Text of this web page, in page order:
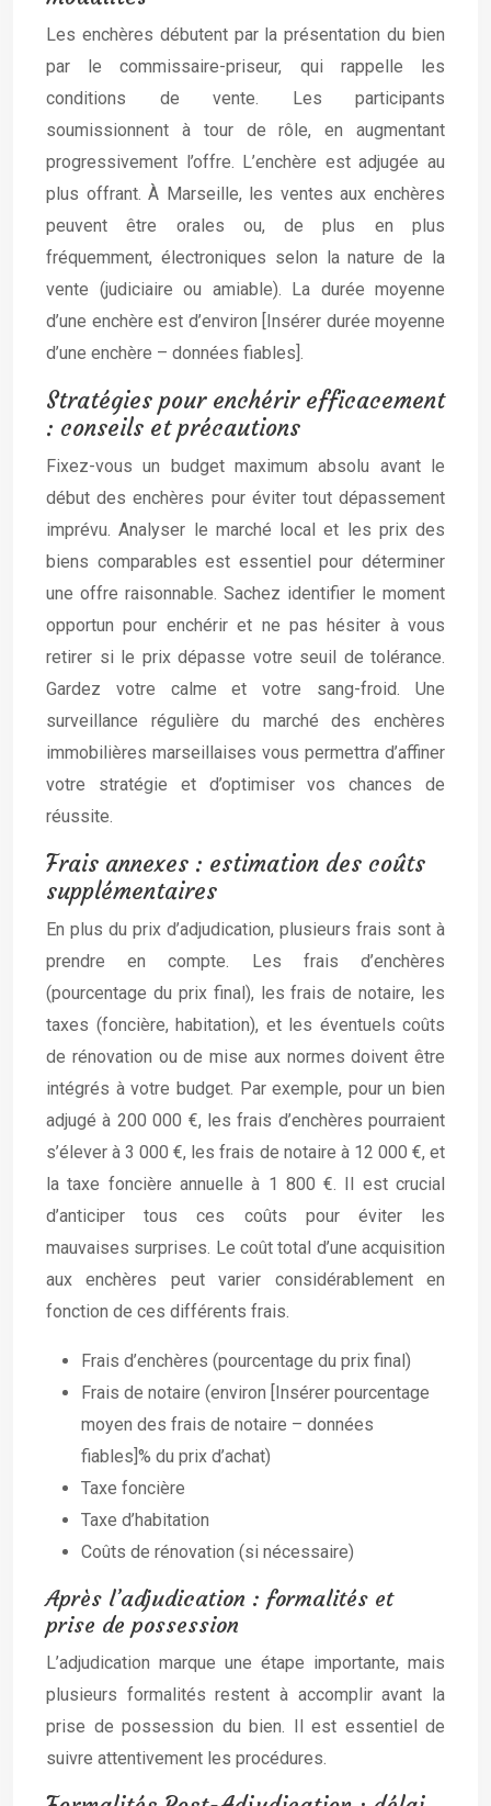
Les enchères débutent par la présentation du bien
par le commissaire-priseur, qui rappelle les
conditions de vente. Les participants
soumissionnent à tour de rôle, en augmentant
progressivement l’offre. L’enchère est adjugée au
plus offrant. À Marseille, les ventes aux enchères
peuvent être orales ou, de plus en plus
fréquemment, électroniques selon la nature de la
vente (judiciaire ou amiable). La durée moyenne
d’une enchère est d’environ [Insérer durée moyenne
d’une enchère – données fiables].
Stratégies pour enchérir efficacement
: conseils et précautions
Fixez-vous un budget maximum absolu avant le
début des enchères pour éviter tout dépassement
imprévu. Analyser le marché local et les prix des
biens comparables est essentiel pour déterminer
une offre raisonnable. Sachez identifier le moment
opportun pour enchérir et ne pas hésiter à vous
retirer si le prix dépasse votre seuil de tolérance.
Gardez votre calme et votre sang-froid. Une
surveillance régulière du marché des enchères
immobilières marseillaises vous permettra d’affiner
votre stratégie et d’optimiser vos chances de
réussite.
Frais annexes : estimation des coûts
supplémentaires
En plus du prix d’adjudication, plusieurs frais sont à
prendre en compte. Les frais d’enchères
(pourcentage du prix final), les frais de notaire, les
taxes (foncière, habitation), et les éventuels coûts
de rénovation ou de mise aux normes doivent être
intégrés à votre budget. Par exemple, pour un bien
adjugé à 200 000 €, les frais d’enchères pourraient
s’élever à 3 000 €, les frais de notaire à 12 000 €, et
la taxe foncière annuelle à 1 800 €. Il est crucial
d’anticiper tous ces coûts pour éviter les
mauvaises surprises. Le coût total d’une acquisition
aux enchères peut varier considérablement en
fonction de ces différents frais.
Frais d’enchères (pourcentage du prix final)
Frais de notaire (environ [Insérer pourcentage
moyen des frais de notaire – données
fiables]% du prix d’achat)
Taxe foncière
Taxe d’habitation
Coûts de rénovation (si nécessaire)
Après l’adjudication : formalités et
prise de possession
L’adjudication marque une étape importante, mais
plusieurs formalités restent à accomplir avant la
prise de possession du bien. Il est essentiel de
suivre attentivement les procédures.